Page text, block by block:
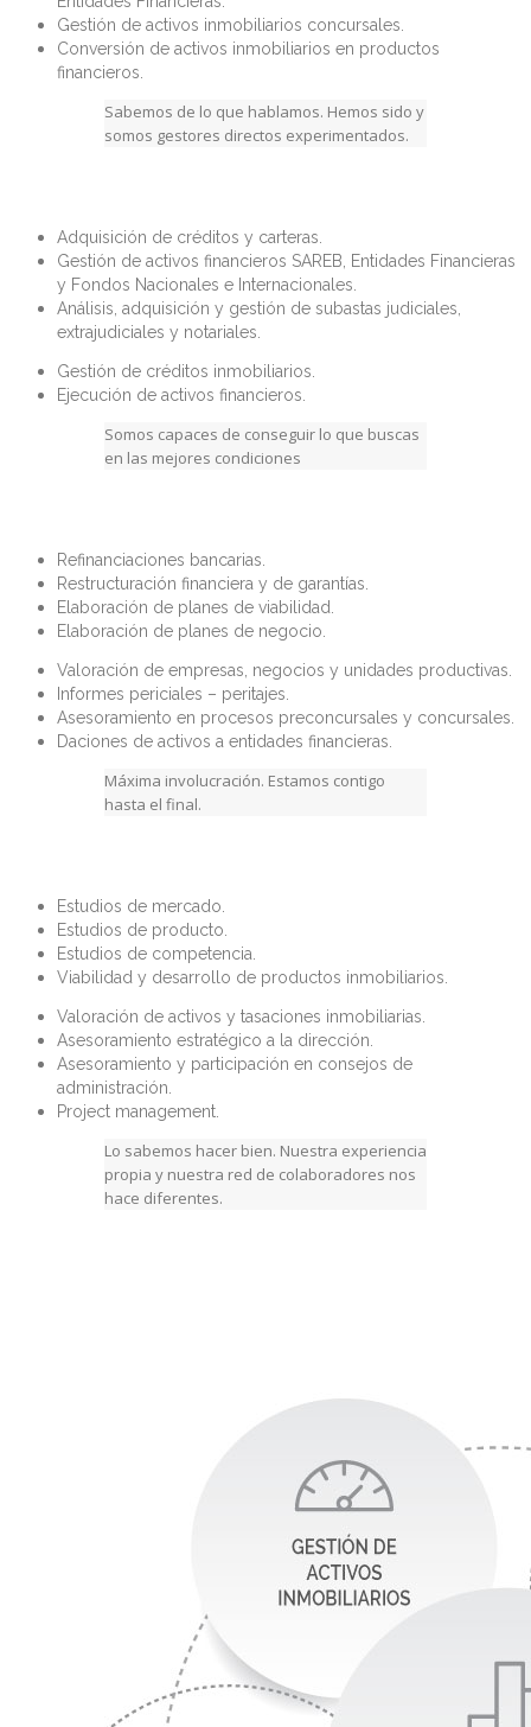
Gestión de activos inmobiliarios concursales.
Conversión de activos inmobiliarios en productos
financieros.
Sabemos de lo que hablamos. Hemos sido y
somos gestores directos experimentados.
Adquisición de créditos y carteras.
Gestión de activos financieros SAREB, Entidades Financieras
y Fondos Nacionales e Internacionales.
Análisis, adquisición y gestión de subastas judiciales,
extrajudiciales y notariales.
Gestión de créditos inmobiliarios.
Ejecución de activos financieros.
Somos capaces de conseguir lo que buscas
en las mejores condiciones
Refinanciaciones bancarias.
Restructuración financiera y de garantías.
Elaboración de planes de viabilidad.
Elaboración de planes de negocio.
Valoración de empresas, negocios y unidades productivas.
Informes periciales – peritajes.
Asesoramiento en procesos preconcursales y concursales.
Daciones de activos a entidades financieras.
Máxima involucración. Estamos contigo
hasta el final.
Estudios de mercado.
Estudios de producto.
Estudios de competencia.
Viabilidad y desarrollo de productos inmobiliarios.
Valoración de activos y tasaciones inmobiliarias.
Asesoramiento estratégico a la dirección.
Asesoramiento y participación en consejos de
administración.
Project management.
Lo sabemos hacer bien. Nuestra experiencia
propia y nuestra red de colaboradores nos
hace diferentes.